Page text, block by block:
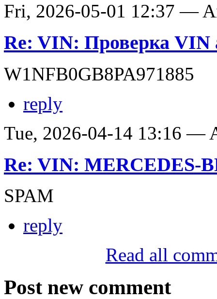
Fri, 2026-05-01 12:37 —
Re: VIN: Проверка VIN
W1NFB0GB8PA971885
reply
Tue, 2026-04-14 13:16 —
Re: VIN: MERCEDES-
SPAM
reply
Read all
Post new comment